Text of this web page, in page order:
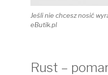
Jeśli nie chcesz nosić
eButik.pl
Rust –